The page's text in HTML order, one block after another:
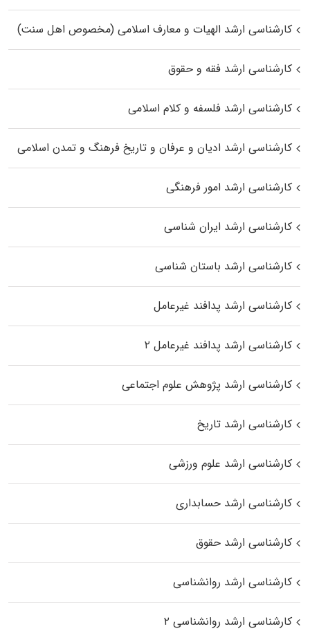
کارشناسی ارشد الهیات و معارف اسلامی (مخصوص اهل سنت)
کارشناسی ارشد فقه و حقوق
کارشناسی ارشد فلسفه و کلام اسلامی
کارشناسی ارشد ادیان و عرفان و تاریخ فرهنگ و تمدن اسلامی
کارشناسی ارشد امور فرهنگی
کارشناسی ارشد ایران شناسی
کارشناسی ارشد باستان شناسی
کارشناسی ارشد پدافند غیرعامل
کارشناسی ارشد پدافند غیرعامل ۲
کارشناسی ارشد پژوهش علوم اجتماعی
کارشناسی ارشد تاریخ
کارشناسی ارشد علوم ورزشی
کارشناسی ارشد حسابداری
کارشناسی ارشد حقوق
کارشناسی ارشد روانشناسی
کارشناسی ارشد روانشناسی ۲